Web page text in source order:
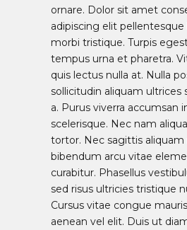
ornare. Dolor sit amet
adipiscing elit
morbi tristique. Turpis
tempus urna et pharetra.
quis lectus nulla at. Nulla
sollicitudin aliquam ultrices
a. Purus viverra accumsan
scelerisque. Nec nam
tortor. Nec sagittis aliquam
bibendum arcu vitae
curabitur. Phasellus
sed risus ultricies tristique
Cursus vitae congue
aenean vel elit. Duis ut